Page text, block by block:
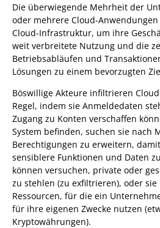
Die überwiegende Mehrheit der
oder mehrere Cloud-
Cloud-Infrastruktur, um ihre
weit verbreitete Nutzung und die
Betriebsabläufen und
Lösungen zu einem bevorzugten
Böswillige Akteure infiltrieren
Regel, indem sie Anmeldedaten
Zugang zu Konten verschaffen
System befinden, suchen sie nach
Berechtigungen zu erweitern,
sensiblere Funktionen und Daten
können versuchen, private oder
zu stehlen (zu exfiltrieren), oder sie
Ressourcen, für die ein
für ihre eigenen Zwecke nutzen
Kryptowährungen).